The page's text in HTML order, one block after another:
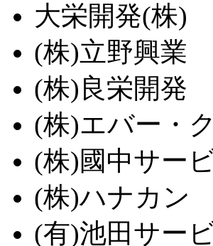
大栄開発(株)
(株)立野興業
(株)良栄開発
(株)エバー・
(株)國中サー
(株)ハナカン
(有)池田サー